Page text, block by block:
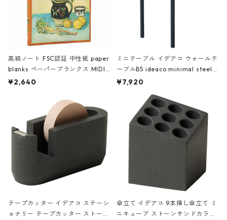
高級ノート FSC認証 中性紙 paper
blanks ペーパーブランクス MIDI
ハードカバー 罫線 ヴァン・ゴッホ
¥2,640
ミニテーブル イデアコ ウォールテ
ーブルB5 ideaco minimal steel f
urniture WALL Table B5 ネイビー
¥7,920
テープカッター イデアコ ステーシ
ョナリー テープカッター ストーン
傘立て イデアコ 9本挿し傘立て ミ
ニキューブ ストーンサンドカラー